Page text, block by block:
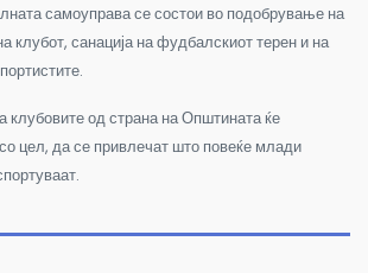
самоуправа се состои во подобрување на
клубот, санација на фудбалскиот терен и на
клубовите од страна на Општината ќе
со цел, да се привлечат што повеќе млади